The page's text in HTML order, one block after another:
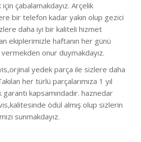
çabalamakdayız. Arçelik
bir telefon kadar yakın olup gezici
daha iyi bir kaliteli hizmet
ekiplerimizle haftanın her günü
onur duymakdayız.
yedek parça ile sizlere daha
her türlü parçalarımıza 1 yıl
kapsamındadır. haznedar
ödül almış olup sizlerin
sunmakdayız.